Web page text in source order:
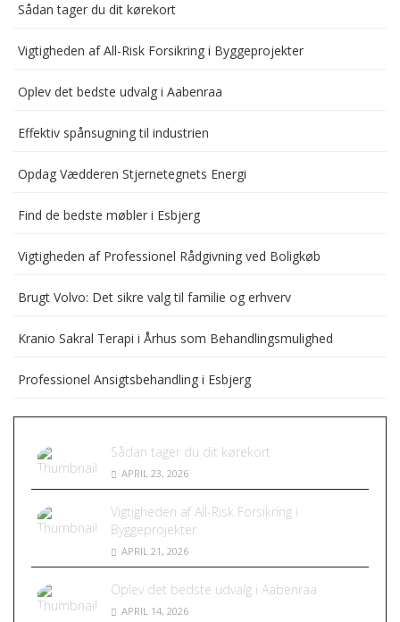
Sådan tager du dit kørekort
Vigtigheden af All-Risk Forsikring i Byggeprojekter
Oplev det bedste udvalg i Aabenraa
Effektiv spånsugning til industrien
Opdag Vædderen Stjernetegnets Energi
Find de bedste møbler i Esbjerg
Vigtigheden af Professionel Rådgivning ved Boligkøb
Brugt Volvo: Det sikre valg til familie og erhverv
Kranio Sakral Terapi i Århus som Behandlingsmulighed
Professionel Ansigtsbehandling i Esbjerg
Sådan tager du dit kørekort
APRIL 23, 2026
Vigtigheden af All-Risk Forsikring i
Byggeprojekter
APRIL 21, 2026
Oplev det bedste udvalg i Aabenraa
APRIL 14, 2026